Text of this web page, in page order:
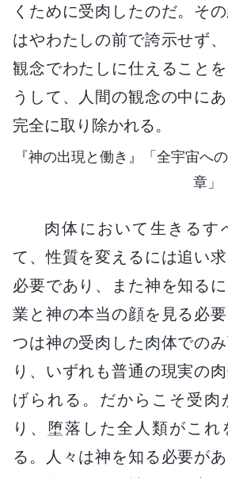
くために受肉したのだ。そ
はやわたしの前で誇示せず
観念でわたしに仕えること
うして、人間の観念の中に
完全に取り除かれる。
『神の出現と働き』「全宇宙へ
章」
肉体において生きるす
て、性質を変えるには追い
必要であり、また神を知る
業と神の本当の顔を見る必
つは神の受肉した肉体での
り、いずれも普通の現実の
げられる。だからこそ受肉
り、堕落した全人類がこれ
る。人々は神を知る必要が